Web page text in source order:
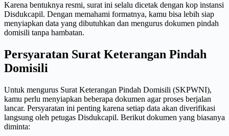
Karena bentuknya resmi, surat ini selalu dicetak dengan kop instansi
Disdukcapil. Dengan memahami formatnya, kamu bisa lebih siap
menyiapkan data yang dibutuhkan dan mengurus dokumen pindah
domisili tanpa hambatan.
Persyaratan Surat Keterangan Pindah
Domisili
Untuk mengurus Surat Keterangan Pindah Domisili (SKPWNI),
kamu perlu menyiapkan beberapa dokumen agar proses berjalan
lancar. Persyaratan ini penting karena setiap data akan diverifikasi
langsung oleh petugas Disdukcapil. Berikut dokumen yang biasanya
diminta: